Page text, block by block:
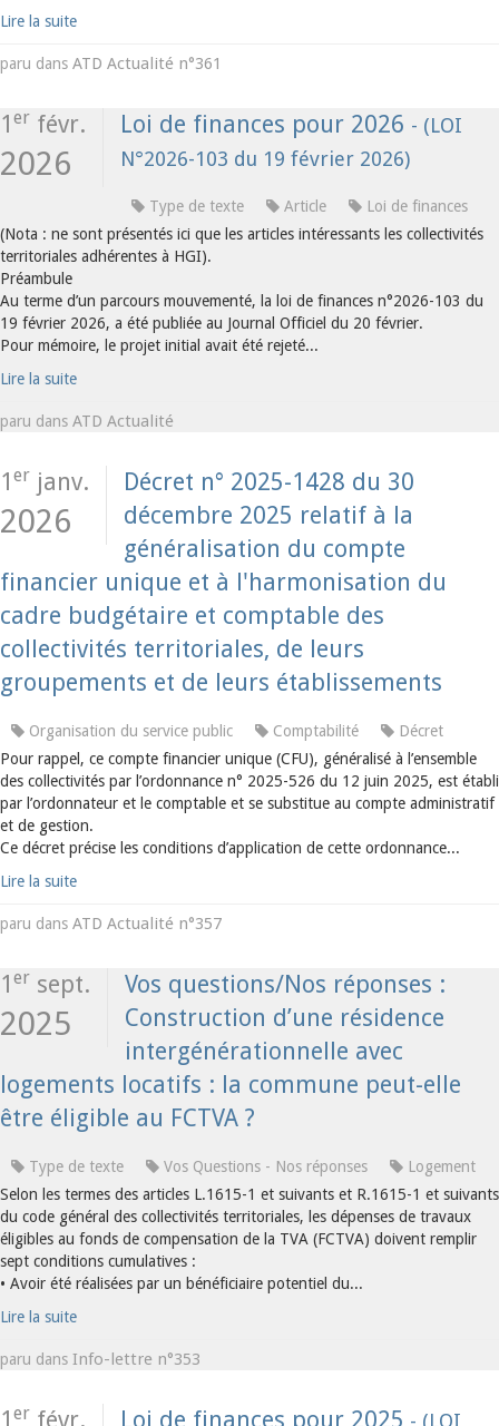
Lire la suite
paru dans ATD Actualité n°361
1 er févr.
2026
Loi de finances pour 2026 - (LOI
N°2026-103 du 19 février 2026)
Type de texte Article
Loi de finances
(Nota : ne sont présentés ici que les articles intéressants les collectivités
territoriales adhérentes à HGI).
Préambule
Au terme d’un parcours mouvementé, la loi de finances n°2026-103 du
19 février 2026, a été publiée au Journal Officiel du 20 février.
Pour mémoire, le projet initial avait été rejeté...
Lire la suite
paru dans ATD Actualité
1 er janv.
2026
Décret n° 2025-1428 du 30
décembre 2025 relatif à la
généralisation du compte
financier unique et à l'harmonisation du
cadre budgétaire et comptable des
collectivités territoriales, de leurs
groupements et de leurs établissements
Organisation du service public Comptabilité
Décret
Pour rappel, ce compte financier unique (CFU), généralisé à l’ensemble
des collectivités par l’ordonnance n° 2025-526 du 12 juin 2025, est établi
par l’ordonnateur et le comptable et se substitue au compte administratif
et de gestion.
Ce décret précise les conditions d’application de cette ordonnance...
Lire la suite
paru dans ATD Actualité n°357
1 er sept.
2025
Vos questions/Nos réponses :
Construction d’une résidence
intergénérationnelle avec
logements locatifs : la commune peut-elle
être éligible au FCTVA ?
Type de texte Vos Questions - Nos réponses
Logement
Selon les termes des articles L.1615-1 et suivants et R.1615-1 et suivants
du code général des collectivités territoriales, les dépenses de travaux
éligibles au fonds de compensation de la TVA (FCTVA) doivent remplir
sept conditions cumulatives :
• Avoir été réalisées par un bénéficiaire potentiel du...
Lire la suite
paru dans Info-lettre n°353
1 er févr. Loi de finances pour 2025 - (LOI